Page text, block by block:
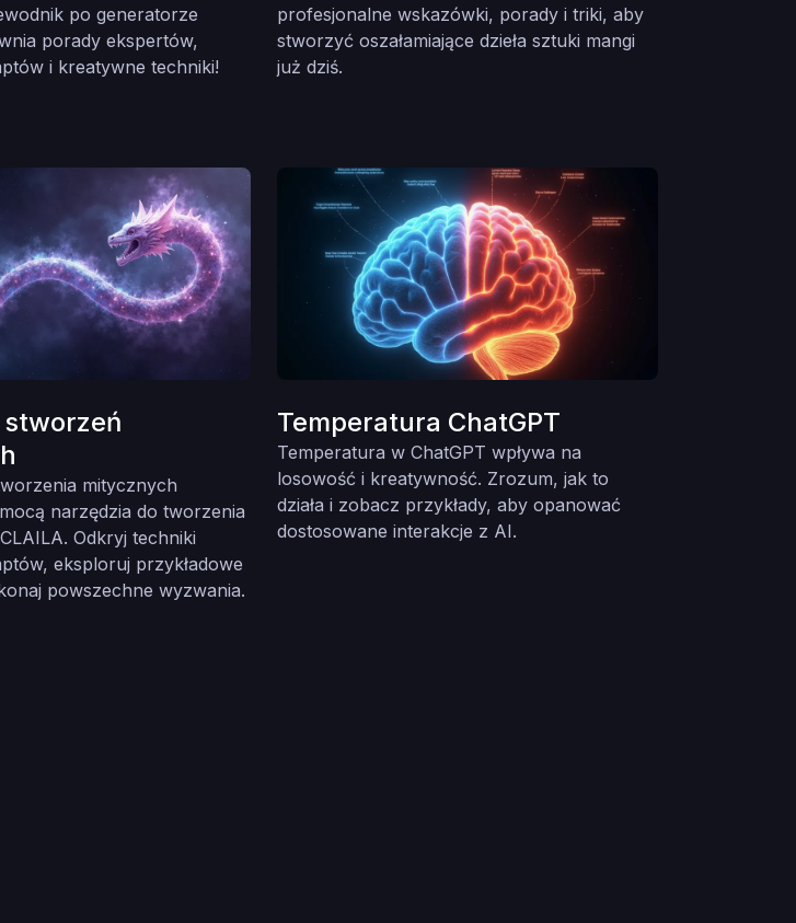
po generatorze
porady ekspertów,
i kreatywne techniki!
profesjonalne wskazówki, porady i triki, aby
stworzyć oszałamiające dzieła sztuki mangi
już dziś.
mitycznych
narzędzia do tworzenia
Odkryj techniki
eksploruj przykładowe
powszechne wyzwania.
Temperatura ChatGPT
Temperatura w ChatGPT wpływa na
losowość i kreatywność. Zrozum, jak to
działa i zobacz przykłady, aby opanować
dostosowane interakcje z AI.